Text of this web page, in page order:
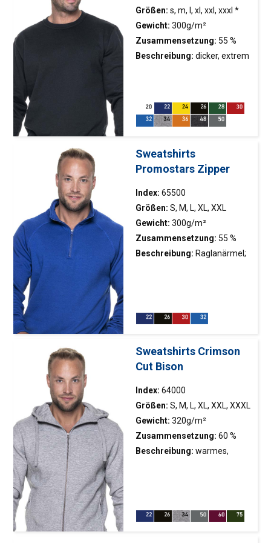
Größen: s, m, l, xl, xxl, xxxl *
Gewicht: 300g/m²
Zusammensetzung: 55 %
Baumwolle, 45 % Polyester
Beschreibung: dicker, extrem
Doppelnähte; Nackenband
Sweatshirts
Promostars Zipper
Index: 65500
Größen: S, M, L, XL, XXL
Gewicht: 300g/m²
Zusammensetzung: 55 %
Baumwolle, 45 % Polyester
Beschreibung: Raglanärmel;
Doppelnähte; Nackenband
Sweatshirts Crimson
Cut Bison
Index: 64000
Größen: S, M, L, XL, XXL, XXXL
Gewicht: 320g/m²
Zusammensetzung: 60 %
Baumwolle, 40 % Polyester;
Beschreibung: warmes,
Stehkragen, gefüttert mit